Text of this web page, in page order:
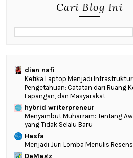
Cari Blog Ini
dian nafi
Ketika Laptop Menjadi Infrastruktur
Pengetahuan: Catatan dari Ruang
Lapangan, dan Masyarakat
hybrid writerpreneur
Menyambut Muharram: Tentang
yang Tidak Selalu Baru
Hasfa
Menjadi Juri Lomba Menulis
DeMagz